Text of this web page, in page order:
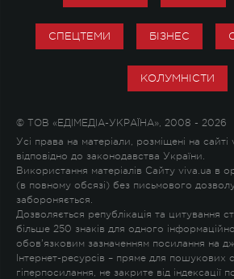
СПЕЦТЕМИ БІЗНЕС
КОЛУМНІСТИ
© ТОВ «ЕДІМЕДІА-УКРАЇНА», 2008 - 2026
Усі права на матеріали, розміщені на
відповідно до законодавства України.
Використання матеріалів Сайту viva.ua в
(в повному обсязі) без письмового дозволу
забороняється.
Дозволяється републікація та цитування
більше 250 знаків для одного
обов'язковим зазначенням посилання на
Інтернет-ресурсів – пряме для пошукових
гіперпосилання, не закрите від індексації